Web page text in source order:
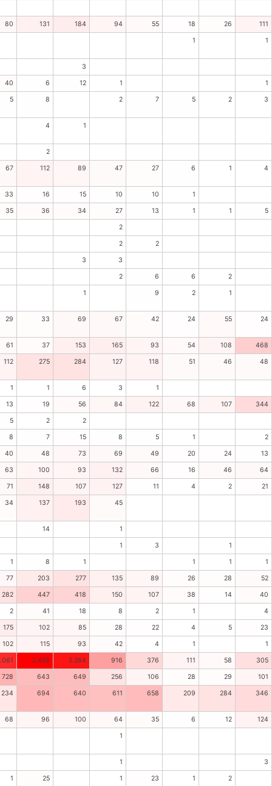
80 131 184 94 55 18 26 111
1 1
3
40 6 12 1 1
5 8 2 7 5 2 3
4 1
2
67 112 89 47 27 6 1 4
33 16 15 10 10 1
35 36 34 27 13 1 1 5
2
2 2
3 3
2 6 6 2
1 9 2 1
29 33 69 67 42 24 55 24
61 37 153 165 93 54 108 468
112 275 284 127 118 51 46 48
1 1 6 3 1
13 19 56 84 122 68 107 344
5 2 2
8 7 15 8 5 1 2
40 48 73 69 49 20 24 13
63 100 93 132 66 16 46 64
71 148 107 127 11 4 2 21
34 137 193 45
14 1
1 3 1
1 8 1 1 1 1
77 203 277 135 89 26 28 52
282 447 418 150 107 38 14 40
2 41 18 8 2 1 4
175 102 85 28 22 4 5 23
102 115 93 42 4 1 1
2.458 2.264 916 376 111 58 305
728 643 649 256 106 28 29 101
234 694 640 611 658 209 284 346
68 96 100 64 35 6 12 124
1
1 3
1 25 1 23 1 2